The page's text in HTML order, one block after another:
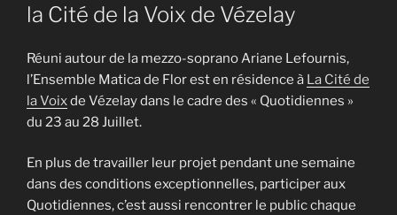
la Cité de la Voix de Vézelay
Réuni autour de la mezzo-soprano Ariane Lefournis,
l’Ensemble Matica de Flor est en résidence à La Cité de
la Voixde Vézelay dans le cadre des « Quotidiennes »
du 23 au 28 Juillet.
En plus de travailler leur projet pendant une semaine
dans des conditions exceptionnelles, participer aux
Quotidiennes, c’est aussi rencontrer le public chaque